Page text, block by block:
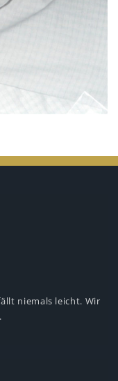
niemals leicht. Wir